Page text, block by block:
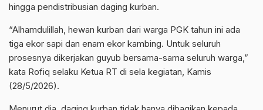
hingga pendistribusian daging kurban.
“Alhamdulillah, hewan kurban dari warga PGK tahun ini ada
tiga ekor sapi dan enam ekor kambing. Untuk seluruh
prosesnya dikerjakan guyub bersama-sama seluruh warga,”
kata Rofiq selaku Ketua RT di sela kegiatan, Kamis
(28/5/2026).